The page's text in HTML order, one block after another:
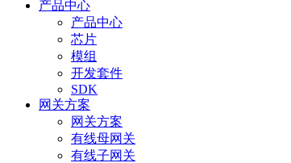
产品中心
产品中心
芯片
模组
开发套件
SDK
网关方案
网关方案
有线母网关
有线子网关